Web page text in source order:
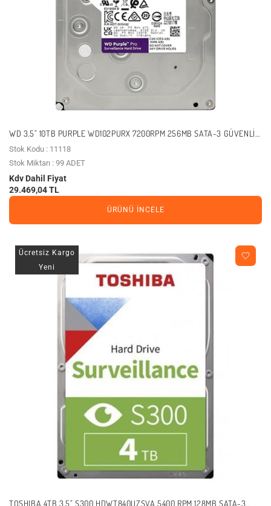
WD 3.5" 10TB PURPLE WD102PURX 7200RPM 256MB SATA-3 GÜVENLIK
DISKI
Stok Kodu : 11118
Stok Miktarı : 99 ADET
Kdv Dahil Fiyat
29.469,04 TL
ÜRÜNÜ İNCELE
Ücretsiz Kargo
Yeni
TOSHIBA 4TB 3.5" S300 HDWT840UZSVA 5400 RPM 128MB SATA-3